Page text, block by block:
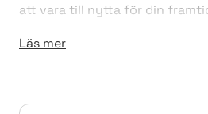
att vara till nytta för din
våra studenter goda
elteknik, energi, IT,
Läs mer